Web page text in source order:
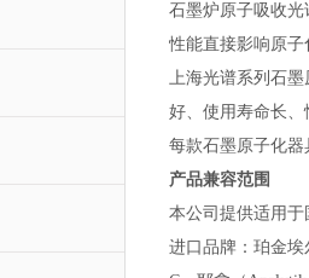
石墨炉原子吸收
性能直接影响原
上海光谱系列石
好、使用寿命长
每款石墨原子化
产品兼容范围
本公司提供适用
进口品牌：珀金埃